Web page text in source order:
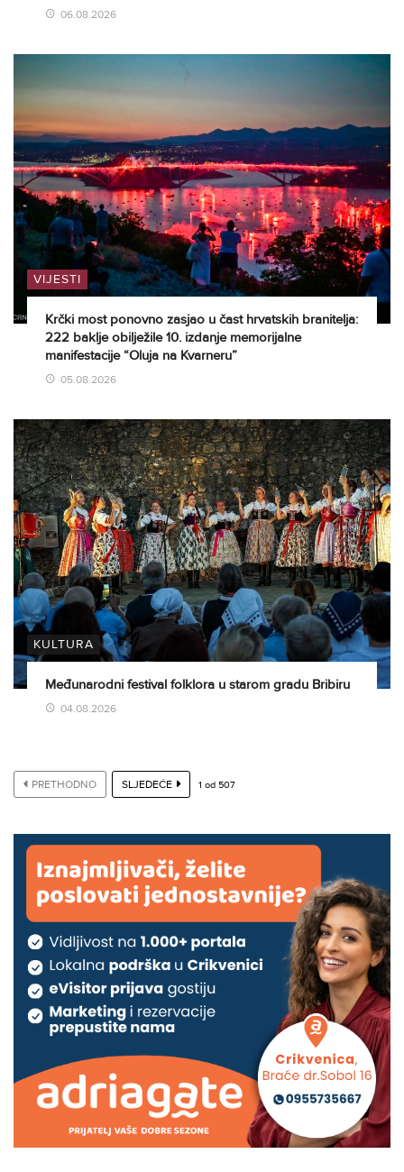
06.08.2026
VIJESTI
Krčki most ponovno zasjao u čast hrvatskih branitelja:
222 baklje obilježile 10. izdanje memorijalne
manifestacije “Oluja na Kvarneru”
05.08.2026
KULTURA
Međunarodni festival folklora u starom gradu Bribiru
04.08.2026
PRETHODNO SLJEDEĆE 1 od 507